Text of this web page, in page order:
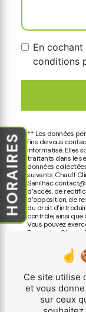
HORAIRES
En
conditions
** Les données
fins de vous
informatisé. Elles
traitants dans le
données
suivants: Chauff
Sanilhac
d’accès, de
d’opposition, de
du droit
contrôle, ainsi
Vous pouvez
Route des
l'adresse
pourra vous être
la période de
prescription
contentieux. Vous
d'opposition au
adresse:
d’informations
Ce site utilise
et vous
sur ceux